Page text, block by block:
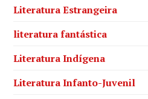
Literatura Estrangeira
literatura fantástica
Literatura Indígena
Literatura Infanto-Juvenil